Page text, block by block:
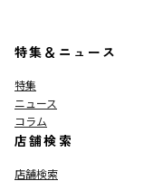
特集＆ニュース
特集
ニュース
コラム
店舗検索
店舗検索